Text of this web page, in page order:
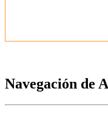
Navegación de